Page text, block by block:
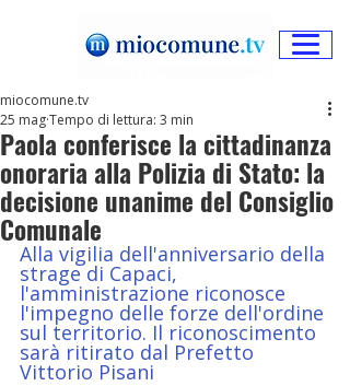
Paola conferisce la cittadinanza
onoraria alla Polizia di Stato: la
decisione unanime del Consiglio
Comunale
miocomune.tv
25 magTempo di lettura: 3 min
Alla vigilia dell'anniversario della
strage di Capaci,
l'amministrazione riconosce
l'impegno delle forze dell'ordine
sul territorio. Il riconoscimento
sarà ritirato dal Prefetto
Vittorio Pisani